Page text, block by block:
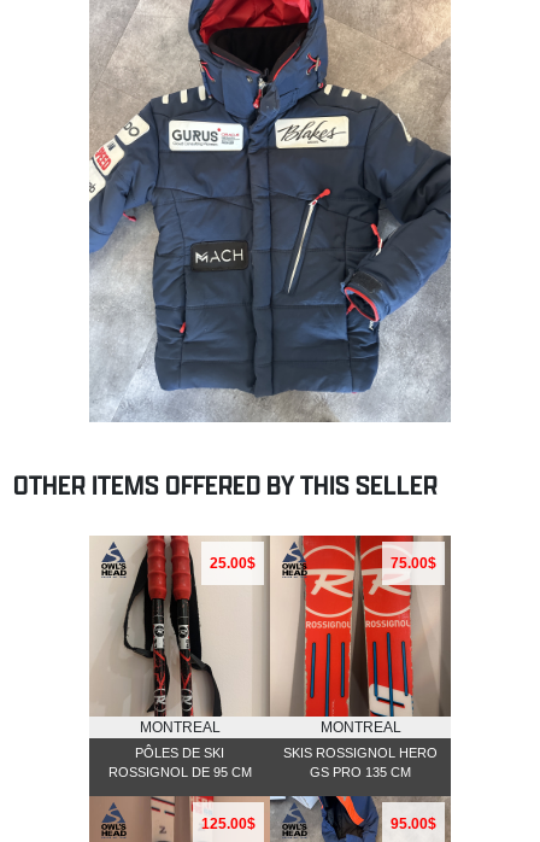
OTHER ITEMS OFFERED BY THIS SELLER
25.00$
MONTREAL
PÔLES DE SKI
ROSSIGNOL DE 95 CM
75.00$
MONTREAL
SKIS ROSSIGNOL HERO
GS PRO 135 CM
125.00$ 95.00$